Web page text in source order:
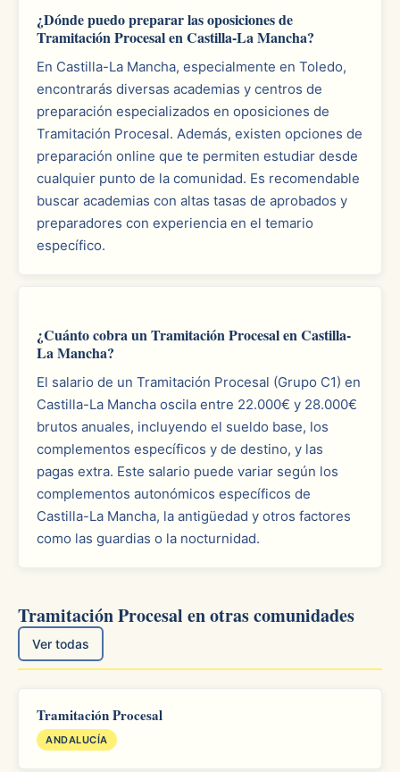
¿Dónde puedo preparar las oposiciones de
Tramitación Procesal en Castilla-La Mancha?
En Castilla-La Mancha, especialmente en Toledo,
encontrarás diversas academias y centros de
preparación especializados en oposiciones de
Tramitación Procesal. Además, existen opciones de
preparación online que te permiten estudiar desde
cualquier punto de la comunidad. Es recomendable
buscar academias con altas tasas de aprobados y
preparadores con experiencia en el temario
específico.
¿Cuánto cobra un Tramitación Procesal en Castilla-
La Mancha?
El salario de un Tramitación Procesal (Grupo C1) en
Castilla-La Mancha oscila entre 22.000€ y 28.000€
brutos anuales, incluyendo el sueldo base, los
complementos específicos y de destino, y las
pagas extra. Este salario puede variar según los
complementos autonómicos específicos de
Castilla-La Mancha, la antigüedad y otros factores
como las guardias o la nocturnidad.
Tramitación Procesal en otras comunidades
Ver todas
Tramitación Procesal
ANDALUCÍA